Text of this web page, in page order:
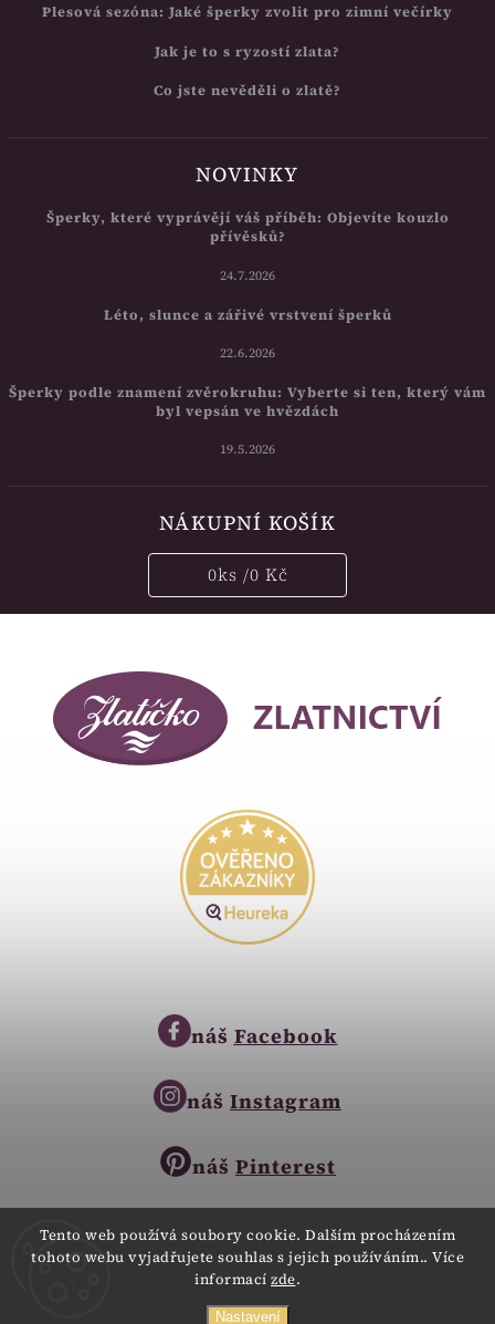
Tento web používá soubory cookie. Dalším procházením
tohoto webu vyjadřujete souhlas s jejich používáním.. Více
informací zde.
Nastavení
obchod@zlatnictvi-zlaticko.cz
Plesová sezóna: Jaké šperky zvolit pro zimní večírky
Jak je to s ryzostí zlata?
Co jste nevěděli o zlatě?
NOVINKY
Šperky, které vyprávějí váš příběh: Objevíte kouzlo
přívěsků?
24.7.2026
Léto, slunce a zářivé vrstvení šperků
22.6.2026
Šperky podle znamení zvěrokruhu: Vyberte si ten, který vám
byl vepsán ve hvězdách
19.5.2026
NÁKUPNÍ KOŠÍK
0ks /0 Kč
náš Facebook
náš Instagram
náš Pinterest
Copyright © 2023
Všechna práva vyhrazena.